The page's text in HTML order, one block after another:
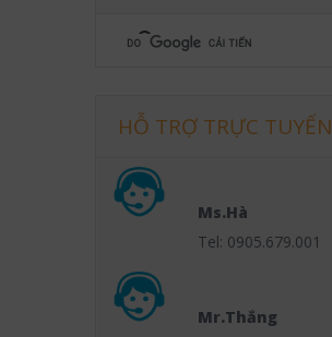
HỖ TRỢ TRỰC TUYẾN
Ms.Hà
Tel: 0905.679.001
Mr.Thắng